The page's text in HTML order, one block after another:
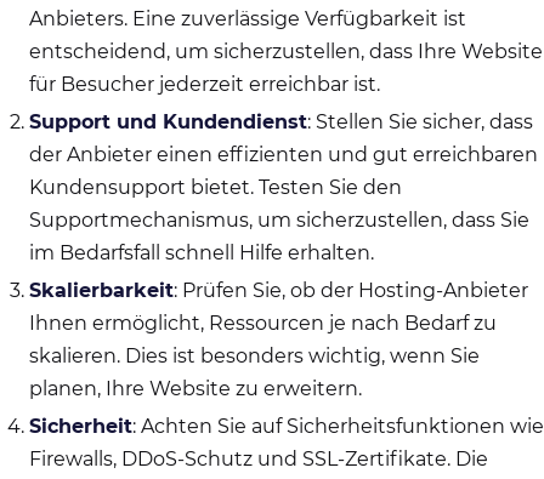
Anbieters. Eine zuverlässige Verfügbarkeit ist
entscheidend, um sicherzustellen, dass Ihre Website
für Besucher jederzeit erreichbar ist.
Support und Kundendienst: Stellen Sie sicher, dass
der Anbieter einen effizienten und gut erreichbaren
Kundensupport bietet. Testen Sie den
Supportmechanismus, um sicherzustellen, dass Sie
im Bedarfsfall schnell Hilfe erhalten.
Skalierbarkeit: Prüfen Sie, ob der Hosting-Anbieter
Ihnen ermöglicht, Ressourcen je nach Bedarf zu
skalieren. Dies ist besonders wichtig, wenn Sie
planen, Ihre Website zu erweitern.
Sicherheit: Achten Sie auf Sicherheitsfunktionen wie
Firewalls, DDoS-Schutz und SSL-Zertifikate. Die